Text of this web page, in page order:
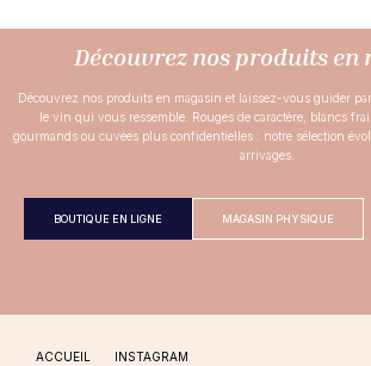
Découvrez nos produits en
Découvrez nos produits en magasin et laissez-vous guider
le vin qui vous ressemble. Rouges de caractère, blancs
gourmands ou cuvées plus confidentielles : notre sélection
arrivages.
BOUTIQUE EN LIGNE MAGASIN PHYSIQUE
ACCUEIL INSTAGRAM